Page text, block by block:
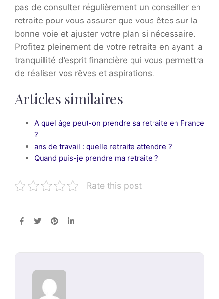
pas de consulter régulièrement un conseiller en
retraite pour vous assurer que vous êtes sur la
bonne voie et ajuster votre plan si nécessaire.
Profitez pleinement de votre retraite en ayant la
tranquillité d’esprit financière qui vous permettra
de réaliser vos rêves et aspirations.
Articles similaires
A quel âge peut-on prendre sa retraite en France
?
ans de travail : quelle retraite attendre ?
Quand puis-je prendre ma retraite ?
Rate this post